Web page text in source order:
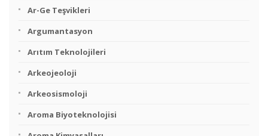
Ar-Ge Teşvikleri
Argumantasyon
Arıtım Teknolojileri
Arkeojeoloji
Arkeosismoloji
Aroma Biyoteknolojisi